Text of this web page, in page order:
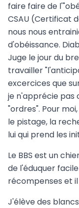
faire faire de
CSAU (Certificat
nous nous
d'obéissance.
Juge le jour du
travailler
excercices que
je n'apprécie pas
"ordres". Pour
le pistage, la
lui qui prend les
Le BBS est un
de l'éduquer
récompenses et
J'élève des